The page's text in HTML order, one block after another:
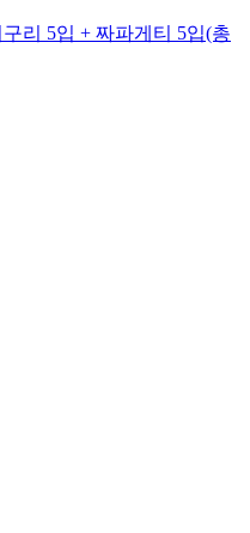
리 5입 + 짜파게티 5입(총